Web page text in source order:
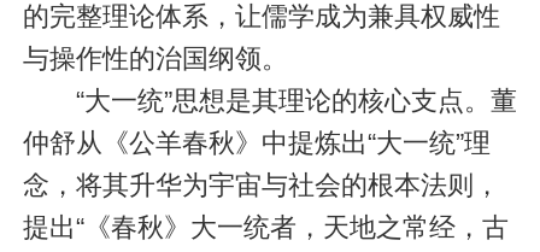
的完整理论体系，让儒学成为兼具权威性
与操作性的治国纲领。
“大一统”思想是其理论的核心支点。董
仲舒从《公羊春秋》中提炼出“大一统”理
念，将其升华为宇宙与社会的根本法则，
提出“《春秋》大一统者，天地之常经，古